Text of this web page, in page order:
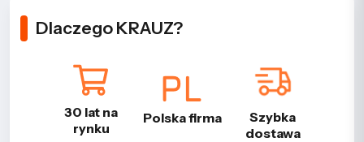
Dlaczego KRAUZ?
30 lat na
rynku
Polska firma
Szybka
dostawa